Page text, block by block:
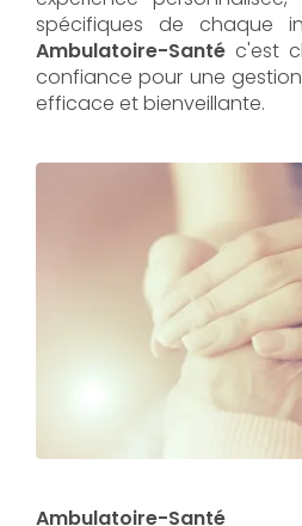
spécifiques de chaque
Ambulatoire-Santé c'est
confiance pour une
efficace et bienveillante.
Ambulatoire-Santé se